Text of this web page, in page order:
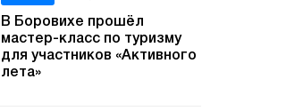
В Боровихе прошёл
мастер-класс по туризму
для участников «Активного
лета»